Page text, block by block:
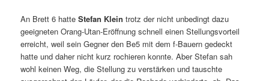
An Brett 6 hatteStefan Klein trotz der nicht unbedingt dazu
geeigneten Orang-Utan-Eröffnung schnell einen Stellungsvorteil
erreicht, weil sein Gegner den Be5 mit dem f-Bauern gedeckt
hatte und daher nicht kurz rochieren konnte. Aber Stefan sah
wohl keinen Weg, die Stellung zu verstärken und tauschte